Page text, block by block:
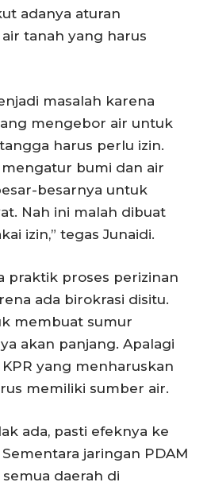
adanya aturan
tanah yang harus
masalah karena
mengebor air untuk
harus perlu izin.
mengatur bumi dan air
besarnya untuk
Nah ini malah dibuat
izin,” tegas Junaidi.
praktik proses perizinan
ada birokrasi disitu.
membuat sumur
akan panjang. Apalagi
yang menharuskan
memiliki sumber air.
ada, pasti efeknya ke
Sementara jaringan PDAM
daerah di